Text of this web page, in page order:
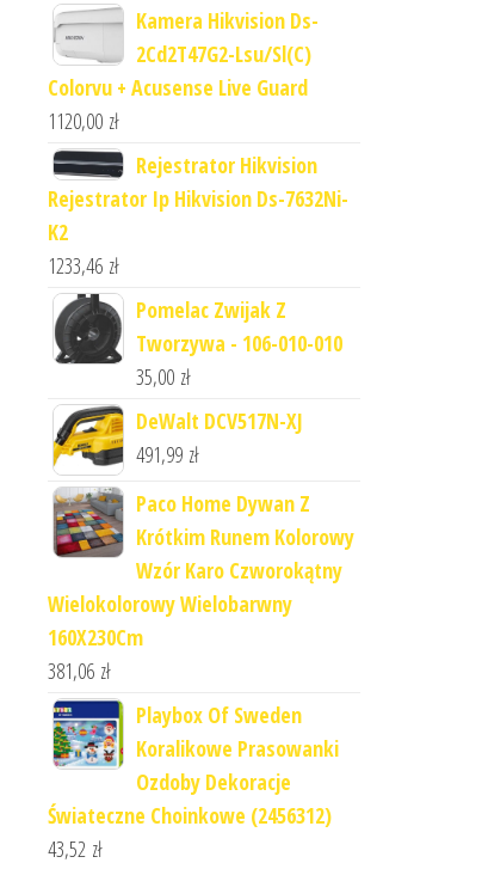
Kamera Hikvision Ds-
2Cd2T47G2-Lsu/Sl(C)
Colorvu + Acusense Live Guard
1120,00 zł
Rejestrator Hikvision
Rejestrator Ip Hikvision Ds-7632Ni-
K2
1233,46 zł
Pomelac Zwijak Z
Tworzywa - 106-010-010
35,00 zł
DeWalt DCV517N-XJ
491,99 zł
Paco Home Dywan Z
Krótkim Runem Kolorowy
Wzór Karo Czworokątny
Wielokolorowy Wielobarwny
160X230Cm
381,06 zł
Playbox Of Sweden
Koralikowe Prasowanki
Ozdoby Dekoracje
Świateczne Choinkowe (2456312)
43,52 zł